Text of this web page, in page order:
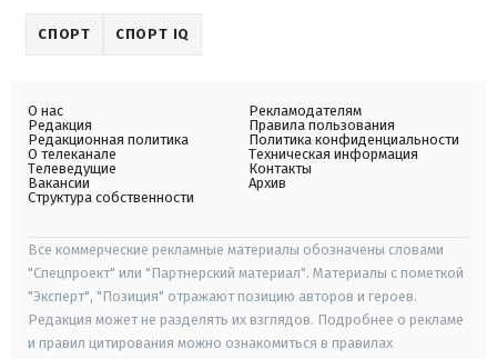
СПОРТ СПОРТ IQ
О нас
Редакция
Редакционная политика
О телеканале
Телеведущие
Вакансии
Структура собственности
Рекламодателям
Правила пользования
Политика конфиденциальности
Техническая информация
Контакты
Архив
Все коммерческие рекламные материалы обозначены словами
"Спецпроект" или "Партнерский материал". Материалы с пометкой
"Эксперт", "Позиция" отражают позицию авторов и героев.
Редакция может не разделять их взглядов. Подробнее о рекламе
и правил цитирования можно ознакомиться в правилах